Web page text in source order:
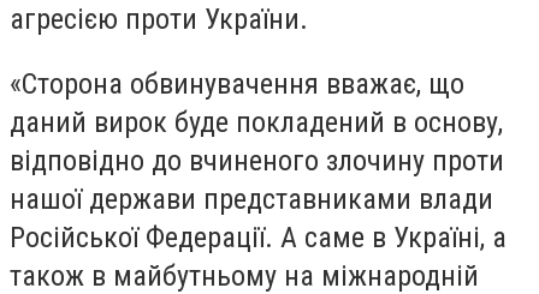
агресією проти України.
«Сторона обвинувачення вважає, що
даний вирок буде покладений в основу,
відповідно до вчиненого злочину проти
нашої держави представниками влади
Російської Федерації. А саме в Україні, а
також в майбутньому на міжнародній